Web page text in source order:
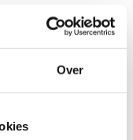
Over
geschikt